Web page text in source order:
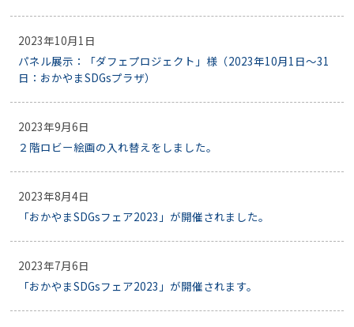
2023年10月1日
パネル展示：「ダフェプロジェクト」様（2023年10月1日～31
日：おかやまSDGsプラザ）
2023年9月6日
２階ロビー絵画の入れ替えをしました。
2023年8月4日
「おかやまSDGsフェア2023」が開催されました。
2023年7月6日
「おかやまSDGsフェア2023」が開催されます。